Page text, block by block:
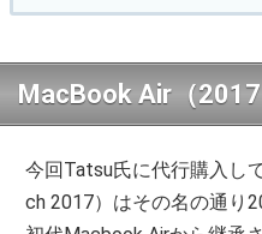
MacBook Air（
今回Tatsu氏に代行購入し
ch 2017）はその名の通り